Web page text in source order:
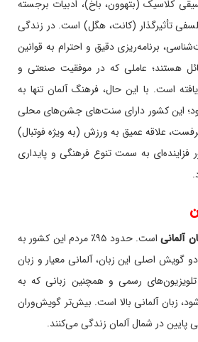
کلاسیک (بتهوون، باخ)، ادبیات برجسته
تأثیرگذار (کانت، هگل) است. در زندگی
برنامه‌ریزی دقیق و احترام به قوانین
هستند؛ عاملی که در موفقیت صنعتی و
است. با این حال، فرهنگ آلمان تنها به
این کشور دارای سنت‌های جشن‌های محلی
علاقه عمیق به ورزش (به ویژه فوتبال)
به سمت تنوع فرهنگی و پایداری
آلمانی
است. حدود ۹۵٪ مردم این کشور به
گویش اصلی این زبان، آلمانی معیار و زبان
رسمی و همچنین زبانی که به
زبان آلمانی بالا است. بیش‌تر گویش‌وران
پایین در شمال آلمان زندگی می‌کنند.